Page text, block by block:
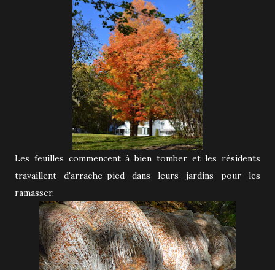
Les feuilles commencent à bien tomber et les résidents
travaillent d'arrache-pied dans leurs jardins pour les
ramasser.